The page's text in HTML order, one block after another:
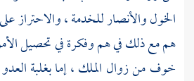
الخول والأنصار للخدمة ، والاحتراز
هم مع ذلك في هم وفكرة في تحصيل
خوف من زوال الملك ، إما بغلبة